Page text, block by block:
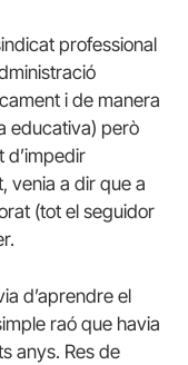
professional
i de manera
educativa) però
d’impedir
venia a dir que a
(tot el seguidor
d’aprendre el
raó que havia
anys. Res de